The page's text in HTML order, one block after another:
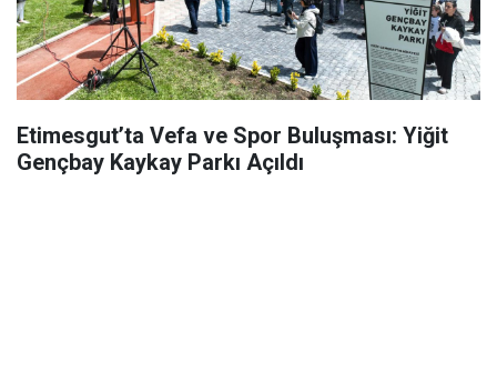
Etimesgut’ta Vefa ve Spor Buluşması: Yiğit
Gençbay Kaykay Parkı Açıldı